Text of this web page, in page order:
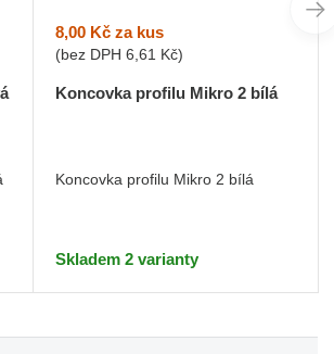
8,00 Kč za kus
(bez DPH6,61 Kč)
Koncovka profilu Mikro 2 bílá
Koncovka profilu Mikro 2 bílá
Skladem 2 varianty